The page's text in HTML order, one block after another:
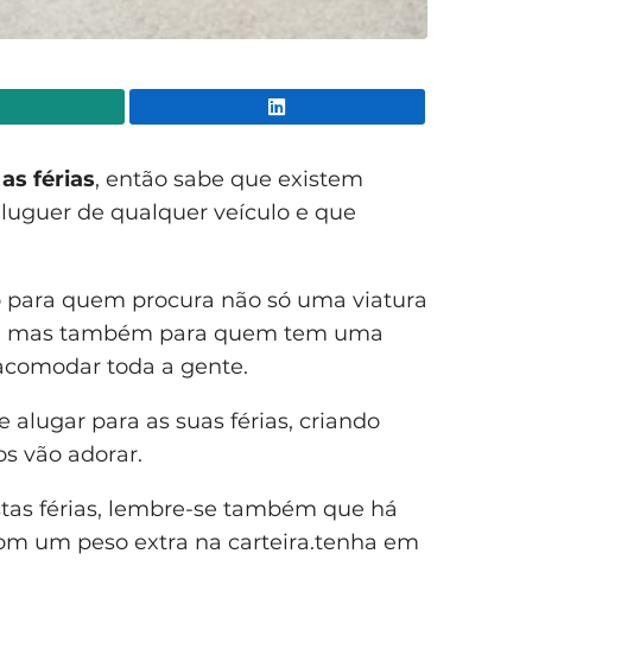
férias, então sabe que existem
de qualquer veículo e que
quem procura não só uma viatura
mas também para quem tem uma
toda a gente.
alugar para as suas férias, criando
vão adorar.
férias, lembre-se também que há
um peso extra na carteira.tenha em